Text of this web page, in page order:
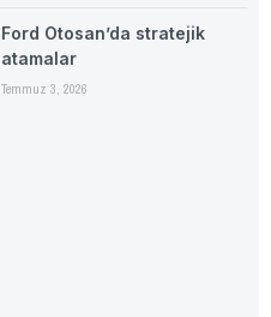
Ford Otosan’da stratejik
atamalar
Temmuz 3, 2026